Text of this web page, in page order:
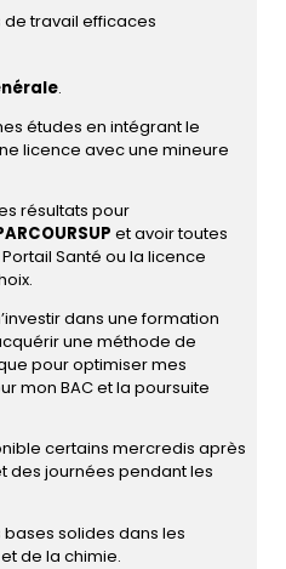
travail efficaces
.
études en intégrant le
licence avec une mineure
résultats pour
et avoir toutes
Santé ou la licence
dans une formation
une méthode de
pour optimiser mes
mon BAC et la poursuite
certains mercredis après
des journées pendant les
solides dans les
de la chimie.